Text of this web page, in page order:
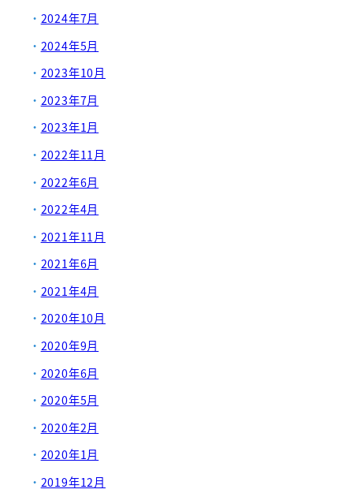
2024年7月
2024年5月
2023年10月
2023年7月
2023年1月
2022年11月
2022年6月
2022年4月
2021年11月
2021年6月
2021年4月
2020年10月
2020年9月
2020年6月
2020年5月
2020年2月
2020年1月
2019年12月